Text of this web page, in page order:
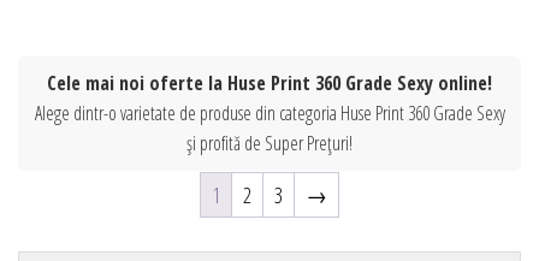
Cele mai noi oferte la Huse Print 360 Grade Sexy online!
Alege dintr-o varietate de produse din categoria Huse Print 360 Grade Sexy
și profită de Super Prețuri!
1 2 3 →